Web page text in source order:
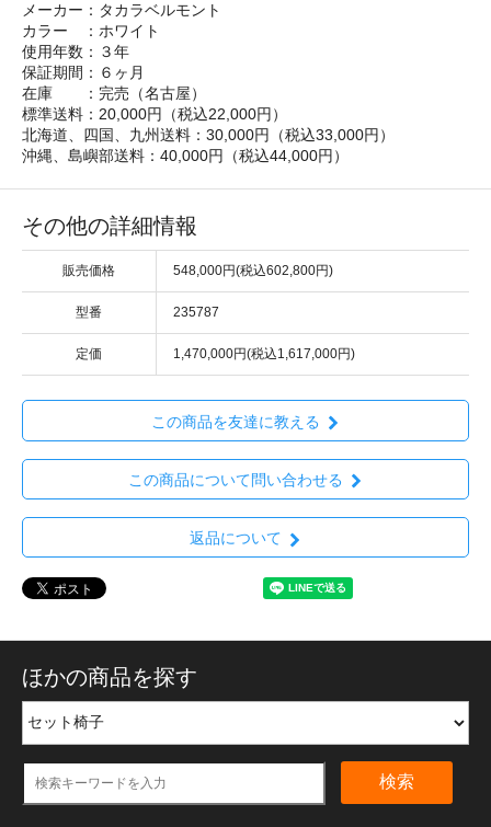
メーカー：タカラベルモント
カラー ：ホワイト
使用年数：３年
保証期間：６ヶ月
在庫 ：完売（名古屋）
標準送料：20,000円（税込22,000円）
北海道、四国、九州送料：30,000円（税込33,000円）
沖縄、島嶼部送料：40,000円（税込44,000円）
その他の詳細情報
販売価格 548,000円(税込602,800円)
型番 235787
定価 1,470,000円(税込1,617,000円)
この商品を友達に教える
この商品について問い合わせる
返品について
ほかの商品を探す
検索